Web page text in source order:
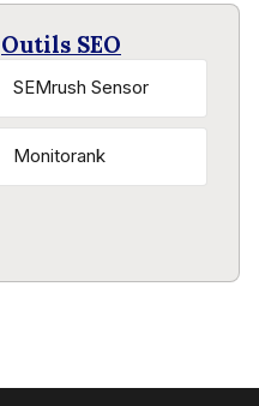
Outils SEO
SEMrush Sensor
Monitorank